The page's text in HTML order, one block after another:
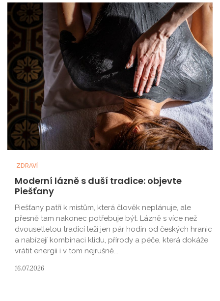
ZDRAVÍ
Moderní lázně s duší tradice: objevte
Piešťany
Piešťany patří k místům, která člověk neplánuje, ale
přesně tam nakonec potřebuje být. Lázně s více než
dvousetletou tradicí leží jen pár hodin od českých hranic
a nabízejí kombinaci klidu, přírody a péče, která dokáže
vrátit energii i v tom nejrušně...
16.07.2026